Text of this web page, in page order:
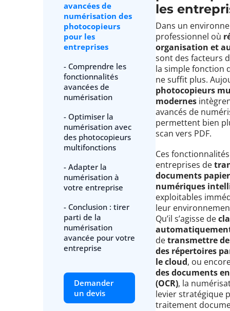
avancées de
numérisation des
photocopieurs
pour les
entreprises
- Comprendre les
fonctionnalités
avancées de
numérisation
- Optimiser la
numérisation avec
des photocopieurs
multifonctions
- Adapter la
numérisation à
votre entreprise
- Conclusion : tirer
parti de la
numérisation
avancée pour votre
entreprise
Demander
un devis
les
Dans un
professionnel où
organisation et
sont des facteurs
la simple fonction
ne suffit plus.
photocopieurs
modernes
avancés de
permettent bien
scan vers PDF.
Ces
entreprises de
documents
numériques
exploitables
leur
Qu’il s’agisse de
detransmettre
des répertoires
le cloud, ou
des documents
(OCR), la
levier stratégique
traitement